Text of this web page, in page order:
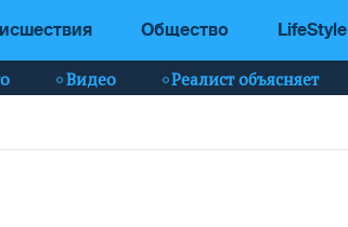
Общество LifeStyle
Видео Реалист объясняет